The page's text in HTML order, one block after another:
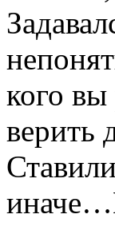
кого вы
верить